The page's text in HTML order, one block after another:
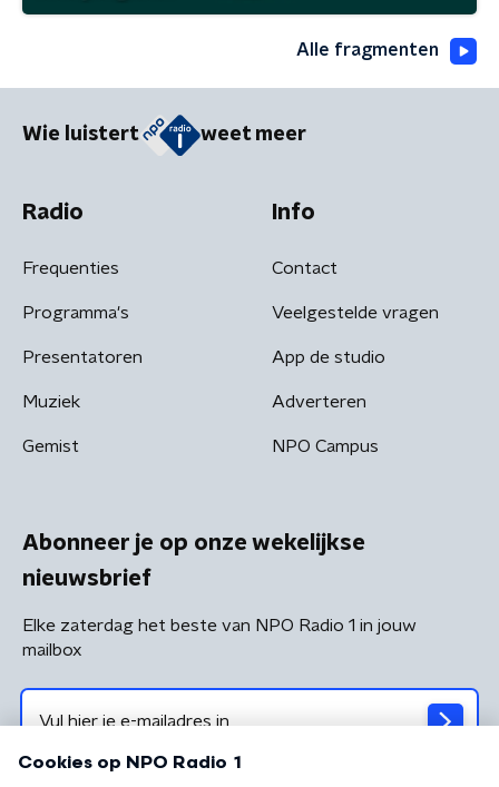
Alle fragmenten
Wie luistert weet meer
Radio
Frequenties
Programma's
Presentatoren
Muziek
Gemist
Info
Contact
Veelgestelde vragen
App de studio
Adverteren
NPO Campus
Abonneer je op onze wekelijkse
nieuwsbrief
Elke zaterdag het beste van NPO Radio 1 in jouw
mailbox